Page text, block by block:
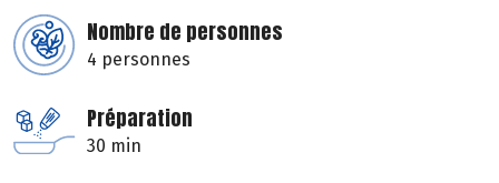
Nombre de personnes
4 personnes
Préparation
30 min